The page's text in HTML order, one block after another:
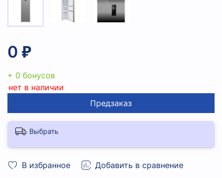
В избранное Добавить в сравнение
0 ₽
+ 0 бонусов
нет в наличии
Предзаказ
Выбрать